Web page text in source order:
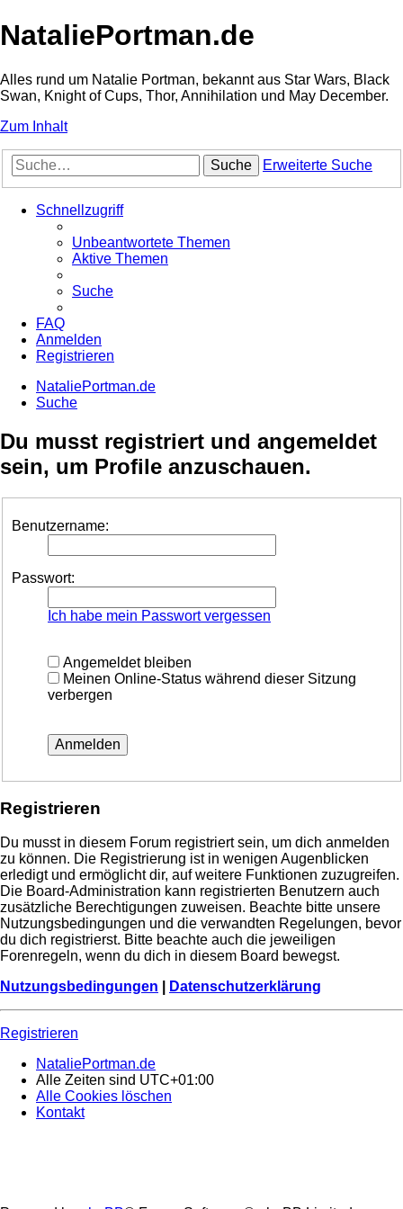
NataliePortman.de
Alles rund um Natalie Portman, bekannt aus Star Wars, Black
Swan, Knight of Cups, Thor, Annihilation und May December.
Zum Inhalt
Suche Erweiterte Suche
Schnellzugriff
Unbeantwortete Themen
Aktive Themen
Suche
FAQ
Anmelden
Registrieren
NataliePortman.de
Suche
Du musst registriert und angemeldet
sein, um Profile anzuschauen.
Benutzername:
Passwort:
Ich habe mein Passwort vergessen
Angemeldet bleiben
Meinen Online-Status während dieser Sitzung
verbergen
Registrieren
Du musst in diesem Forum registriert sein, um dich anmelden
zu können. Die Registrierung ist in wenigen Augenblicken
erledigt und ermöglicht dir, auf weitere Funktionen zuzugreifen.
Die Board-Administration kann registrierten Benutzern auch
zusätzliche Berechtigungen zuweisen. Beachte bitte unsere
Nutzungsbedingungen und die verwandten Regelungen, bevor
du dich registrierst. Bitte beachte auch die jeweiligen
Forenregeln, wenn du dich in diesem Board bewegst.
Nutzungsbedingungen
Datenschutzerklärung
Registrieren
NataliePortman.de
Alle Zeiten sind UTC+01:00
Alle Cookies löschen
Kontakt